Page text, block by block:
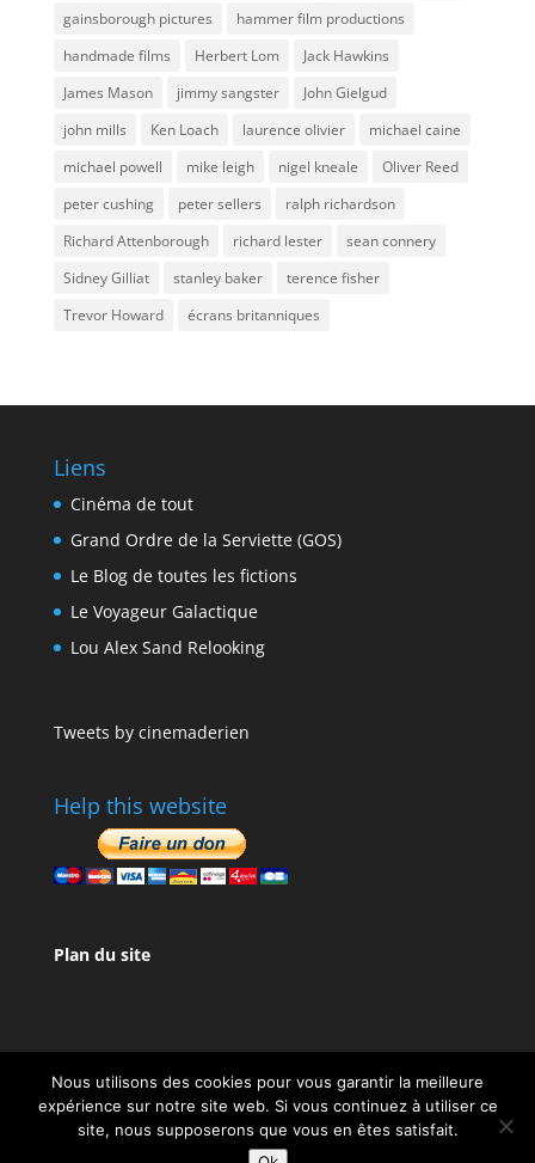
gainsborough pictures
hammer film productions
handmade films
Herbert Lom
Jack Hawkins
James Mason
jimmy sangster
John Gielgud
john mills
Ken Loach laurence olivier
michael caine
michael powell
mike leigh nigel kneale
Oliver Reed
peter cushing
peter sellers
ralph richardson
Richard Attenborough
richard lester
sean connery
Sidney Gilliat
stanley baker
terence fisher
Trevor Howard
écrans britanniques
Liens
Cinéma de tout
Grand Ordre de la Serviette (GOS)
Le Blog de toutes les fictions
Le Voyageur Galactique
Lou Alex Sand Relooking
Tweets by cinemaderien
Help this website
Plan du site
Design deElegant Themes| Propulsé par
Nous utilisons des cookies pour vous garantir la meilleure
expérience sur notre site web. Si vous continuez à utiliser ce
site, nous supposerons que vous en êtes satisfait.